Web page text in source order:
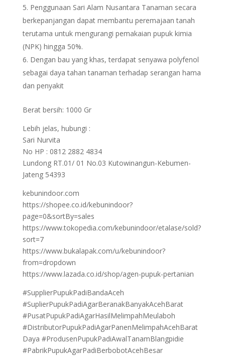
Penggunaan Sari Alam Nusantara Tanaman secara
berkepanjangan dapat membantu peremajaan tanah
terutama untuk mengurangi pemakaian pupuk kimia
(NPK) hingga 50%.
Dengan bau yang khas, terdapat senyawa polyfenol
sebagai daya tahan tanaman terhadap serangan hama
dan penyakit
Berat bersih: 1000 Gr
Lebih jelas, hubungi :
Sari Nurvita
No HP : 0812 2882 4834
Lundong RT.01/ 01 No.03 Kutowinangun-Kebumen-
Jateng 54393
kebunindoor.com
https://shopee.co.id/kebunindoor?
page=0&sortBy=sales
https://www.tokopedia.com/kebunindoor/etalase/sold?
sort=7
https://www.bukalapak.com/u/kebunindoor?
from=dropdown
https://www.lazada.co.id/shop/agen-pupuk-pertanian
#SupplierPupukPadiBandaAceh
#SuplierPupukPadiAgarBeranakBanyakAcehBarat
#PusatPupukPadiAgarHasilMelimpahMeulaboh
#DistributorPupukPadiAgarPanenMelimpahAcehBarat
Daya #ProdusenPupukPadiAwalTanamBlangpidie
#PabrikPupukAgarPadiBerbobotAcehBesar